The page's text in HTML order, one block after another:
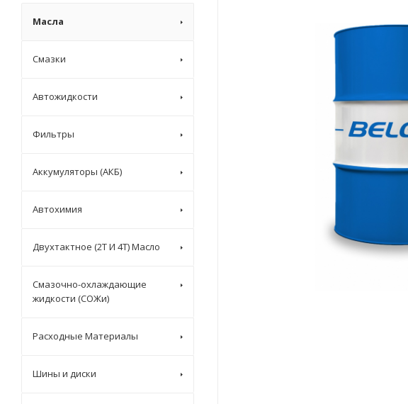
Масла
Смазки
Автожидкости
Фильтры
Аккумуляторы (АКБ)
Автохимия
Двухтактное (2T И 4T) Масло
Смазочно-охлаждающие
жидкости (СОЖи)
Расходные Материалы
Шины и диски